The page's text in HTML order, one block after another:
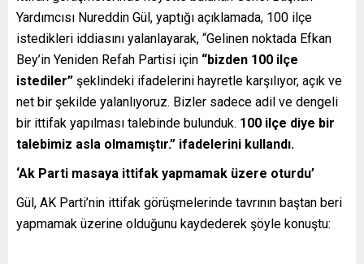
Yardımcısı Nureddin Gül, yaptığı açıklamada, 100 ilçe
istedikleri iddiasını yalanlayarak, “Gelinen noktada Efkan
Bey’in Yeniden Refah Partisi için “bizden 100 ilçe
istediler” şeklindeki ifadelerini hayretle karşılıyor, açık ve
net bir şekilde yalanlıyoruz. Bizler sadece adil ve dengeli
bir ittifak yapılması talebinde bulunduk. 100 ilçe diye bir
talebimiz asla olmamıştır.” ifadelerini kullandı.
‘Ak Parti masaya ittifak yapmamak üzere oturdu’
Gül, AK Parti’nin ittifak görüşmelerinde tavrının baştan beri
yapmamak üzerine olduğunu kaydederek şöyle konuştu: